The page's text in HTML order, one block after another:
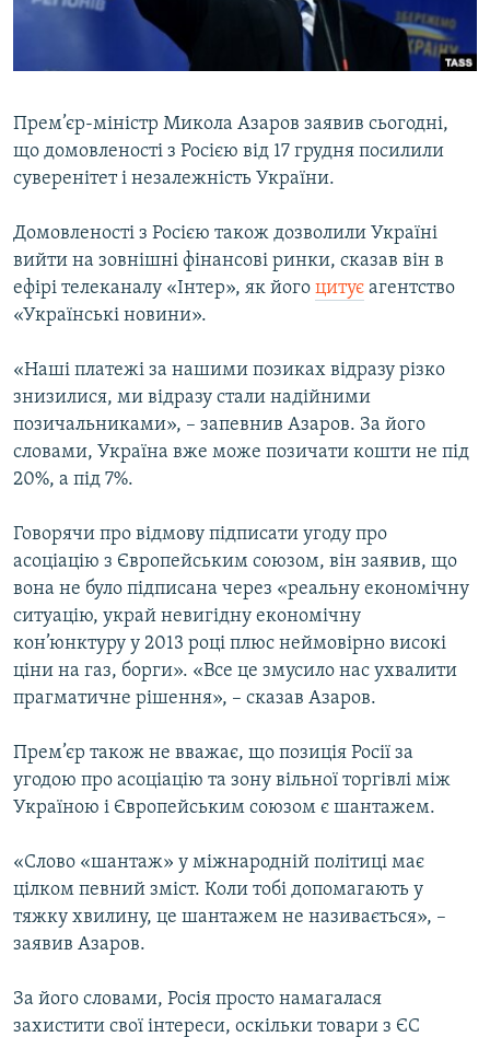
ВІДЕОУРОКИ «ELIFBE»
ІНФОГРАФІКА
Qırımtatar
ДОЛУЧАЙСЯ!
Усі сайти RFE/RL
Прем’єр-міністр Микола Азаров заявив сьогодні,
що домовленості з Росією від 17 грудня посилили
суверенітет і незалежність України.
Домовленості з Росією також дозволили Україні
вийти на зовнішні фінансові ринки, сказав він в
ефірі телеканалу «Інтер», як його цитує агентство
«Українські новини».
«Наші платежі за нашими позиках відразу різко
знизилися, ми відразу стали надійними
позичальниками», – запевнив Азаров. За його
словами, Україна вже може позичати кошти не під
20%, а під 7%.
Говорячи про відмову підписати угоду про
асоціацію з Європейським союзом, він заявив, що
вона не було підписана через «реальну економічну
ситуацію, украй невигідну економічну
кон’юнктуру у 2013 році плюс неймовірно високі
ціни на газ, борги». «Все це змусило нас ухвалити
прагматичне рішення», – сказав Азаров.
Прем’єр також не вважає, що позиція Росії за
угодою про асоціацію та зону вільної торгівлі між
Україною і Європейським союзом є шантажем.
«Слово «шантаж» у міжнародній політиці має
цілком певний зміст. Коли тобі допомагають у
тяжку хвилину, це шантажем не називається», –
заявив Азаров.
За його словами, Росія просто намагалася
захистити свої інтереси, оскільки товари з ЄС